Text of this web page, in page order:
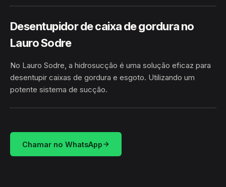
Desentupidor de caixa de gordura no
Lauro Sodre
No Lauro Sodre, a hidrosucção é uma solução eficaz para
desentupir caixas de gordura e esgoto. Utilizando um
potente sistema de sucção.
HIDROSUCÇÃO LAURO SODRE · BENJAMIN CONSTANT/AM
Chamar no WhatsApp